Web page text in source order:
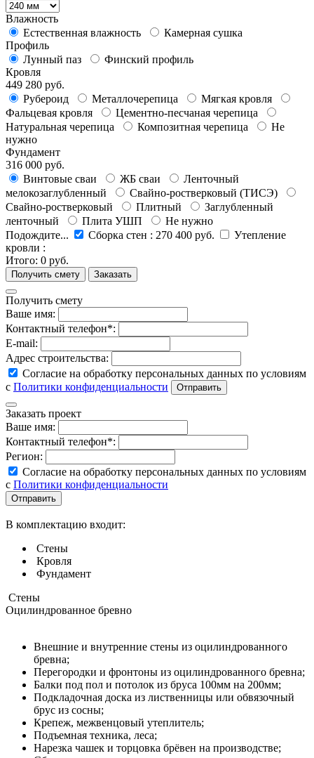
Влажность
Естественная влажность
Камерная сушка
Профиль
Лунный паз
Финский профиль
Кровля
449 280 руб.
Рубероид
Металлочерепица
Мягкая кровля
Фальцевая кровля
Цементно-песчаная черепица
Натуральная черепица
Композитная черепица
Не
нужно
Фундамент
316 000 руб.
Винтовые сваи
ЖБ сваи
Ленточный
мелокозаглубленный
Свайно-ростверковый (ТИСЭ)
Свайно-ростверковый
Плитный
Заглубленный
ленточный
Плита УШП
Не нужно
Подождите...
Сборка стен : 270 400 руб.
Утепление
кровли :
Итого: 0 руб.
Получить смету
Ваше имя:
Контактный телефон*:
E-mail:
Адрес строительства:
Согласие на обработку персональных данных по условиям
с Политики конфиденциальности
Заказать проект
Ваше имя:
Контактный телефон*:
Регион:
Согласие на обработку персональных данных по условиям
с Политики конфиденциальности
В комплектацию входит:
Стены
Кровля
Фундамент
Стены
Оцилиндрованное бревно
Внешние и внутренние стены из оцилиндрованного
бревна;
Перегородки и фронтоны из оцилиндрованного бревна;
Балки под пол и потолок из бруса 100мм на 200мм;
Подкладочная доска из лиственницы или обвязочный
брус из сосны;
Крепеж, межвенцовый утеплитель;
Подъемная техника, леса;​​​​​​​
Нарезка чашек и торцовка брёвен на производстве;